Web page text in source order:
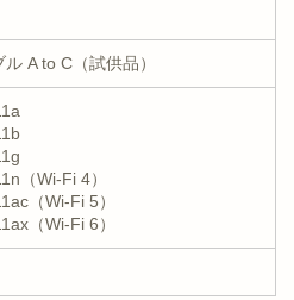
A to C（試供品）
（Wi-Fi 4）
（Wi-Fi 5）
（Wi-Fi 6）